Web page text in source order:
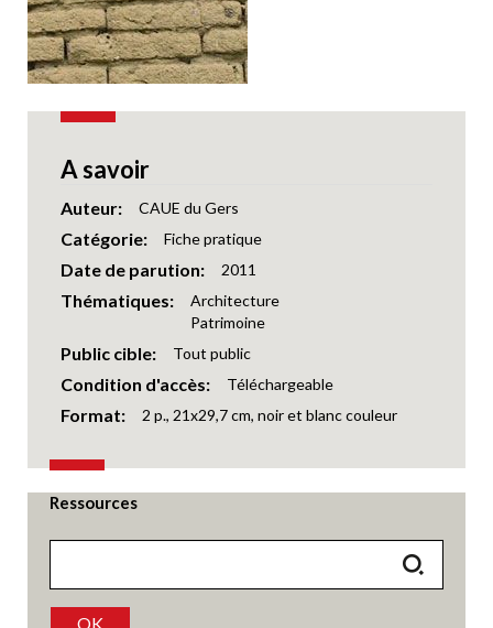
A savoir
Auteur CAUE du Gers
Catégorie Fiche pratique
Date de parution 2011
Thématiques
Architecture
Patrimoine
Public cible Tout public
Condition d'accès Téléchargeable
Format 2 p., 21x29,7 cm, noir et blanc couleur
Ressources
OK